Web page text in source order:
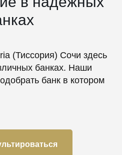
(Тиссория) Сочи здесь
банках. Наши
банк в котором